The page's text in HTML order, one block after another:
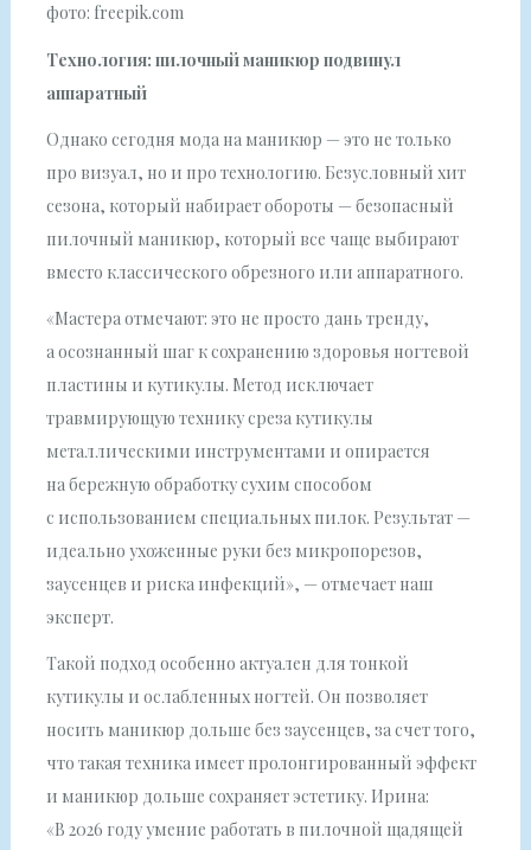
фото: freepik.com
Технология: пилочный маникюр подвинул
аппаратный
Однако сегодня мода на маникюр — это не только
про визуал, но и про технологию. Безусловный хит
сезона, который набирает обороты — безопасный
пилочный маникюр, который все чаще выбирают
вместо классического обрезного или аппаратного.
«Мастера отмечают: это не просто дань тренду,
а осознанный шаг к сохранению здоровья ногтевой
пластины и кутикулы. Метод исключает
травмирующую технику среза кутикулы
металлическими инструментами и опирается
на бережную обработку сухим способом
с использованием специальных пилок. Результат —
идеально ухоженные руки без микропорезов,
заусенцев и риска инфекций», — отмечает наш
эксперт.
Такой подход особенно актуален для тонкой
кутикулы и ослабленных ногтей. Он позволяет
носить маникюр дольше без заусенцев, за счет того,
что такая техника имеет пролонгированный эффект
и маникюр дольше сохраняет эстетику. Ирина:
«В 2026 году умение работать в пилочной щадящей